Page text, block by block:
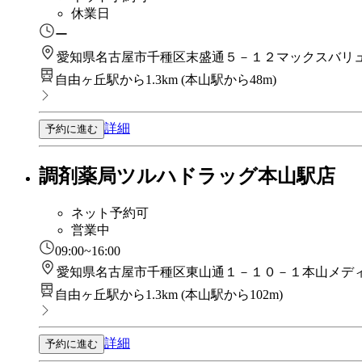
休業日
ー
愛知県名古屋市千種区末盛通５－１２マックスバリ
自由ヶ丘駅から1.3km (本山駅から48m)
予約に進む 詳細
調剤薬局ツルハドラッグ本山駅店
ネット予約可
営業中
09:00~16:00
愛知県名古屋市千種区東山通１－１０－１本山メデ
自由ヶ丘駅から1.3km (本山駅から102m)
予約に進む 詳細